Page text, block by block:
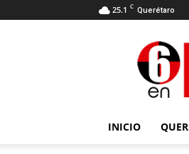
25.1 C Querétaro
INICIO